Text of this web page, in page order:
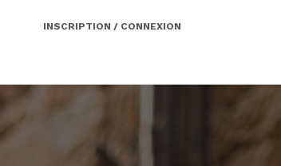
INSCRIPTION / CONNEXION